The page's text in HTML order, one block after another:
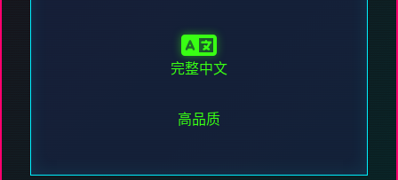
完整中文
高品质